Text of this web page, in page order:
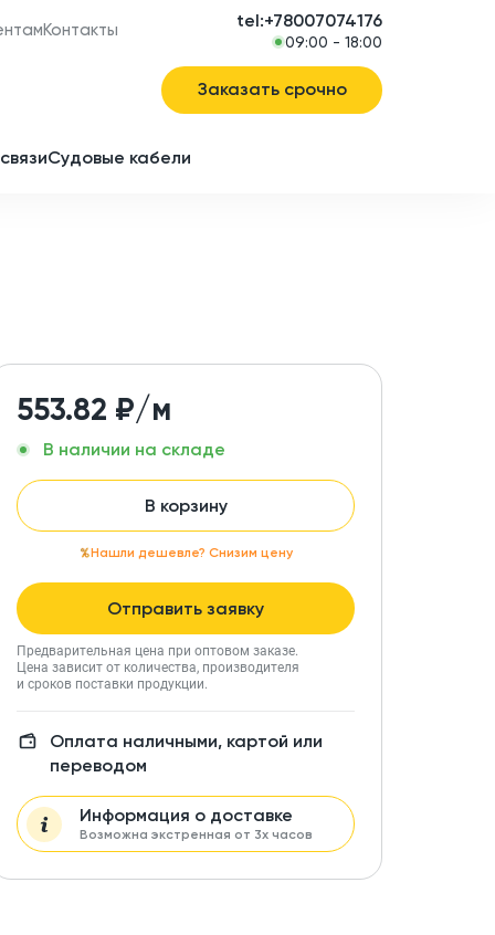
Контакты tel:+78007074176
09:00 - 18:00
Заказать срочно
Судовые кабели
553.82 ₽/м
В наличии на складе
В корзину
Нашли дешевле? Снизим цену
Отправить заявку
Предварительная цена при оптовом заказе.
Цена зависит от количества, производителя
и сроков поставки продукции.
Оплата наличными, картой или
переводом
Информация о доставке
Возможна экстренная от 3х часов